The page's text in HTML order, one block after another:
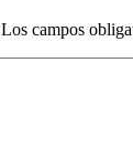
Los campos